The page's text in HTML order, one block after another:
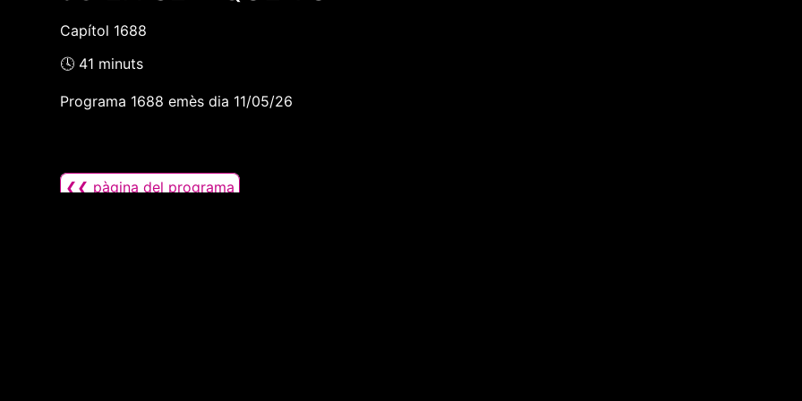
Capítol 1688
🕓 41 minuts
Programa 1688 emès dia 11/05/26
❮❮ pàgina del programa